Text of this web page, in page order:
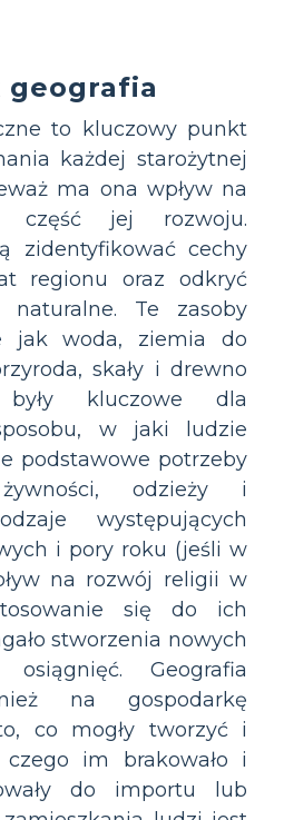
geografia
to kluczowy punkt
każdej starożytnej
ma ona wpływ na
część jej rozwoju.
zidentyfikować cechy
regionu oraz odkryć
naturalne. Te zasoby
jak woda, ziemia do
skały i drewno
kluczowe dla
w jaki ludzie
podstawowe potrzeby
odzieży i
występujących
i pory roku (jeśli w
na rozwój religii w
się do ich
stworzenia nowych
Geografia
na gospodarkę
co mogły tworzyć i
im brakowało i
do importu lub